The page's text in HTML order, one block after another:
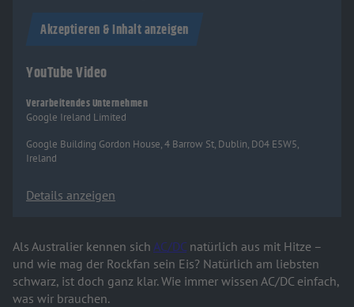
Akzeptieren & Inhalt anzeigen
YouTube Video
Verarbeitendes Unternehmen
Google Ireland Limited
Google Building Gordon House, 4 Barrow St, Dublin, D04 E5W5,
Ireland
Details anzeigen
Als Australier kennen sich AC/DC natürlich aus mit Hitze –
und wie mag der Rockfan sein Eis? Natürlich am liebsten
schwarz, ist doch ganz klar. Wie immer wissen AC/DC einfach,
was wir brauchen.